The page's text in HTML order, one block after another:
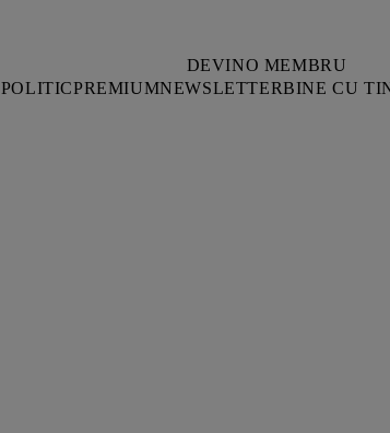
DEVINO MEMBRU
POLITICPREMIUMNEWSLETTERBINE CU